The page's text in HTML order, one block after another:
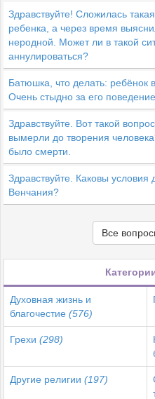
Здравствуйте! Сложилась
ребенка, а через время
неродной. Может ли в такой
аннулироваться?
Батюшка, что делать: ребёнок
Очень стыдно за его
Здравствуйте. Вот такой
вымерли до творения
было смерти.
Здравствуйте. Каковы условия
Венчания?
Все
Духовная жизнь и
благочестие (576)
Грехи (298)
Другие религии (197)